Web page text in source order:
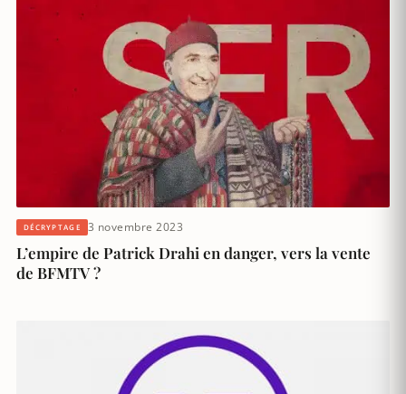
DÉCRYPTAGE 3 novembre 2023
L’empire de Patrick Drahi en danger, vers la vente
de BFMTV ?